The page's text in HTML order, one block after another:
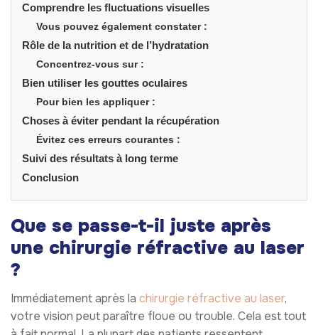
Comprendre les fluctuations visuelles
Vous pouvez également constater :
Rôle de la nutrition et de l’hydratation
Concentrez-vous sur :
Bien utiliser les gouttes oculaires
Pour bien les appliquer :
Choses à éviter pendant la récupération
Évitez ces erreurs courantes :
Suivi des résultats à long terme
Conclusion
Que se passe-t-il juste après
une chirurgie réfractive au laser
?
Immédiatement après la chirurgie réfractive au laser,
votre vision peut paraître floue ou trouble. Cela est tout